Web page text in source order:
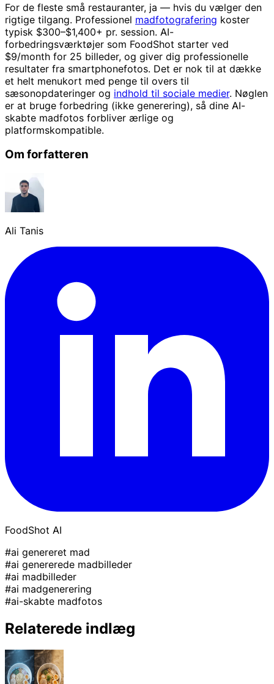
For de fleste små restauranter, ja — hvis du vælger den
rigtige tilgang. Professionel madfotografering koster
typisk $300–$1,400+ pr. session. AI-
forbedringsværktøjer som FoodShot starter ved
$9/month for 25 billeder, og giver dig professionelle
resultater fra smartphonefotos. Det er nok til at dække
et helt menukort med penge til overs til
sæsonopdateringer og indhold til sociale medier. Nøglen
er at bruge forbedring (ikke generering), så dine AI-
skabte madfotos forbliver ærlige og
platformskompatible.
Om forfatteren
Ali Tanis
FoodShot AI
#ai genereret mad
#ai genererede madbilleder
#ai madbilleder
#ai madgenerering
#ai-skabte madfotos
Relaterede indlæg